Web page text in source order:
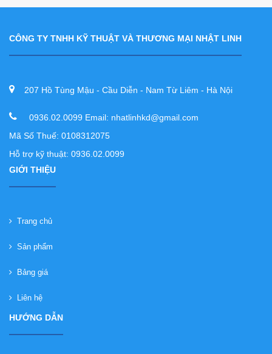
CÔNG TY TNHH KỸ THUẬT VÀ THƯƠNG MẠI NHẬT LINH
207 Hồ Tùng Mậu - Cầu Diễn - Nam Từ Liêm - Hà Nội
0936.02.0099 Email: nhatlinhkd@gmail.com
Mã Số Thuế: 0108312075
Hỗ trợ kỹ thuật: 0936.02.0099
GIỚI THIỆU
Trang chủ
Sản phẩm
Bảng giá
Liên hệ
HƯỚNG DẪN